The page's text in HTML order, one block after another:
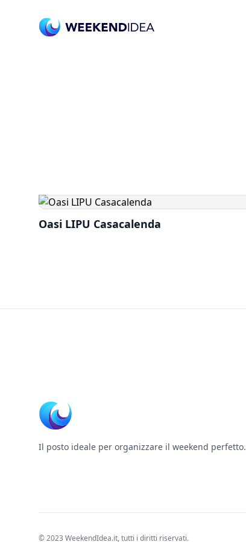
Oasi LIPU Casacalenda
Il posto ideale per organizzare il weekend perfetto.
© 2023 WeekendIdea.it, tutti i diritti riservati.